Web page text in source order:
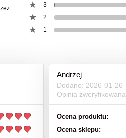
5 Racje żywnościowe
39,00 zł
do koszyka
3
2
1
Andrzej
Dodano: 2026-01-26
Opinia zweryfikowana
Ocena produktu:
Ocena sklepu: